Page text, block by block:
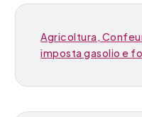
Agricoltura,
imposta gasolio e